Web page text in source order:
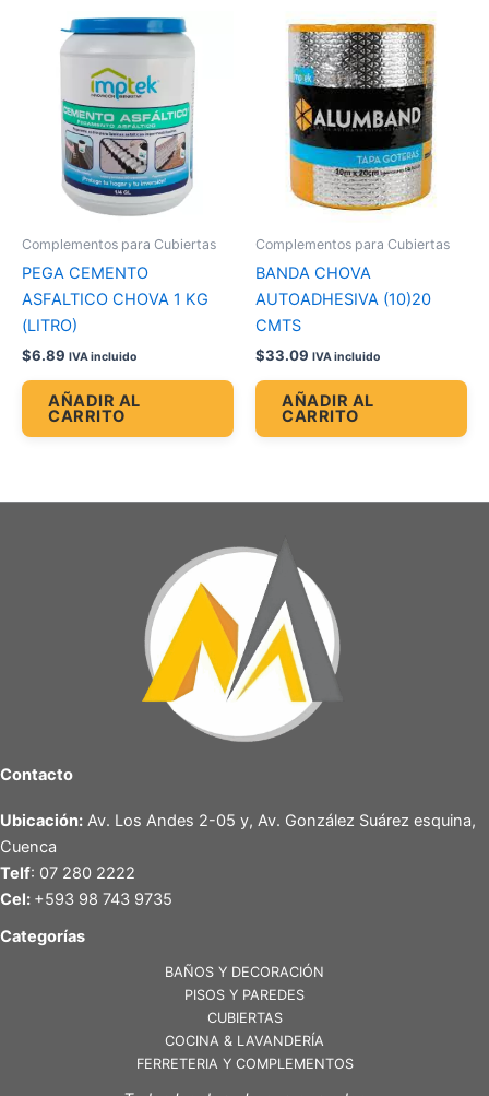
Complementos para Cubiertas
PEGA CEMENTO
ASFALTICO CHOVA 1 KG
(LITRO)
$6.89 IVA incluido
AÑADIR AL
CARRITO
Complementos para Cubiertas
BANDA CHOVA
AUTOADHESIVA (10)20
CMTS
$33.09 IVA incluido
AÑADIR AL
CARRITO
Contacto
Ubicación: Av. Los Andes 2-05 y, Av. González Suárez esquina,
Cuenca
Telf: 07 280 2222
Cel: +593 98 743 9735
Categorías
BAÑOS Y DECORACIÓN
PISOS Y PAREDES
CUBIERTAS
COCINA & LAVANDERÍA
FERRETERIA Y COMPLEMENTOS